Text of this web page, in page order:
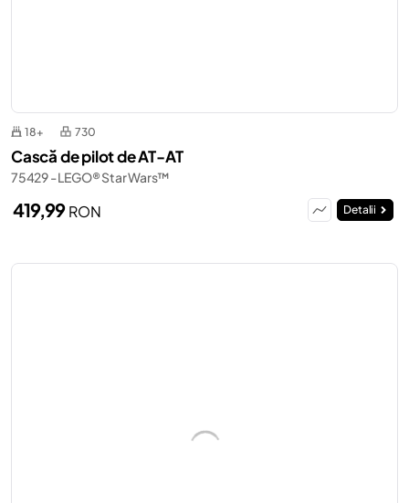
18+ 730
Cască de pilot de AT-AT
75429 - LEGO® Star Wars™
419,99RON Detalii